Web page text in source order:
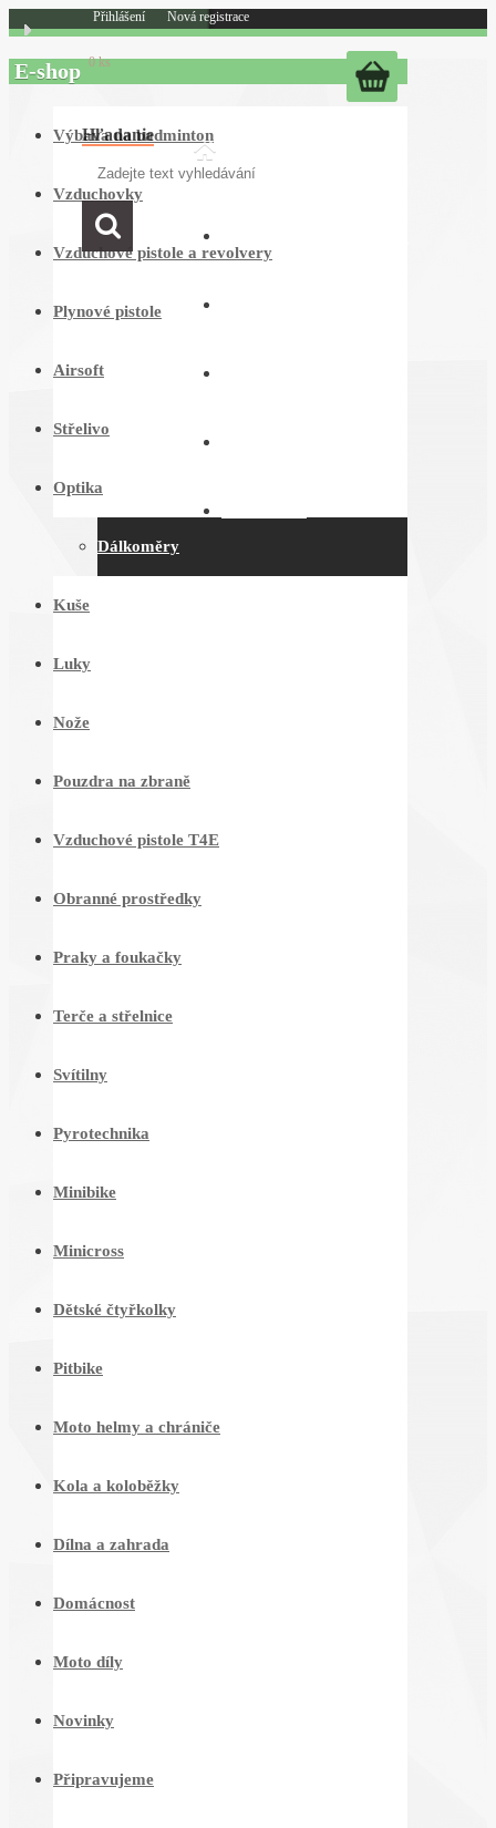
Hľadanie
Přihlášení Nová registrace
0 ks
E-shop
Výbava na badminton
Vzduchovky
Vzduchové pistole a revolvery
Plynové pistole
Airsoft
Střelivo
Optika
Dálkoměry
Kuše
Luky
Nože
Pouzdra na zbraně
Vzduchové pistole T4E
Obranné prostředky
Praky a foukačky
Terče a střelnice
Svítilny
Pyrotechnika
Minibike
Minicross
Dětské čtyřkolky
Pitbike
Moto helmy a chrániče
Kola a koloběžky
Dílna a zahrada
Domácnost
Moto díly
Novinky
Připravujeme